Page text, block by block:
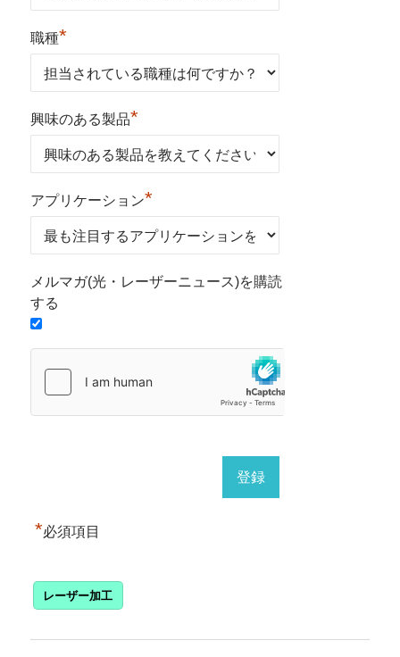
職種*
興味のある製品*
アプリケーション*
メルマガ(光・レーザーニュース)を購読
する
*必須項目
レーザー加工